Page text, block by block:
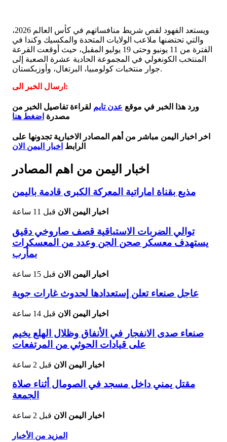
ويستعد الفهود لقص شريط منافساتهم في كأس العالم 2026،
والتي تحتضنها ملاعب الولايات المتحدة والمكسيك وكندا في
الفترة من 11 يونيو وحتى 19 يوليو المقبل، حيث أوقعت القرعة
المنتخب الكونغولي في المجموعة الحادية عشرة الصعبة إلى
جوار منتخبات كولومبيا، البرتغال، وأوزبكستان.
ارسال الخبر الى:
ورد هذا الخبر في موقع عدن تايم لقراءة تفاصيل الخبر من
مصدرة اضغط هنا
اخر اخبار اليمن مباشر من أهم المصادر الاخبارية تجدونها على
الرابط اخبار اليمن الان
اخبار اليمن من اهم المصادر
مذيع بقناة اماراتية المعركة الكبرى قادمة باليمن
اخبار اليمن الان قبل 11 ساعة
توالي الضربات الاستباقية قصف صاروخي دقيق
يستهدف معسكر صحن الجن وعدد من المعسكرات
بمأرب
اخبار اليمن الان قبل 15 ساعة
عاجل صنعاء تعلن إستعدادها لحدوث غارات جوية
اخبار اليمن الان قبل 14 ساعة
صنعاء صدى الانفجار في الأنفاق وظلال الهلع يخيم
على قيادات الحوثي من المرتفعات
اخبار اليمن الان قبل 2 ساعة
مقتل يمني داخل مسجد في الصومال أثناء صلاة
الجمعة
اخبار اليمن الان قبل 2 ساعة
المزيد من الأخبار